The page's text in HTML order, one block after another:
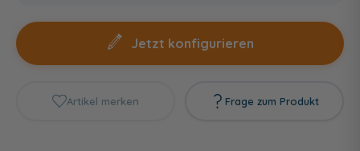
Jetzt konfigurieren
Artikel merken Frage zum Produkt